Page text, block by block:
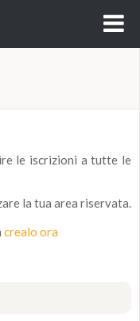
le iscrizioni a tutte le
la tua area riservata.
crealo ora